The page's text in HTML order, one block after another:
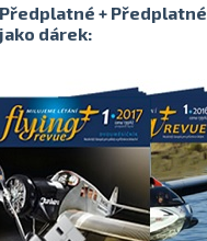
Předplatné + Předplatné
jako dárek: